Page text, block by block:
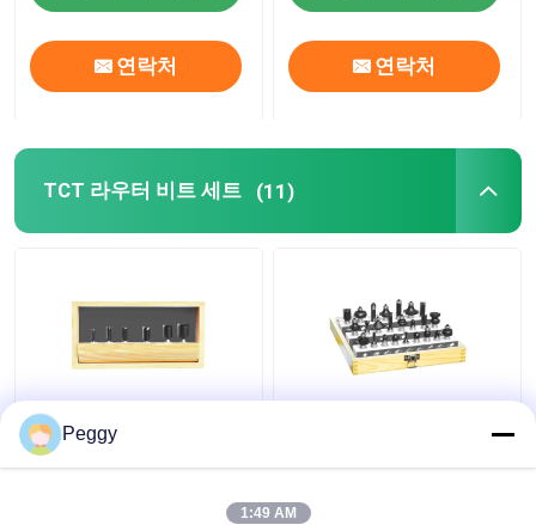
TCT 라우터 비트 세트
카바이드 인서트 툴링
솔리드 카바이드 나선형 절단기
보링 드릴 비트
연락처 연락처
TCT 라우터 비트 세트 (11)
똑바로 6 PC TCT 라우
터 비트는 1/4 또는 1/2
호화로운 24 PC TCT 라
Peggy
1:49 AM